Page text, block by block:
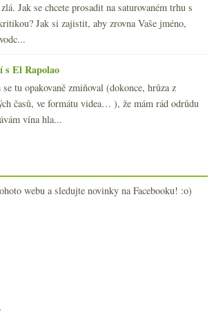
Jak se chcete prosadit na saturovaném trhu s
Jak si zajistit, aby zrovna Vaše jméno,
s El Rapolao
tu opakovaně zmiňoval (dokonce, hrůza z
časů, ve formátu videa… ), že mám rád odrůdu
vína hla...
webu a sledujte novinky na Facebooku! :o)